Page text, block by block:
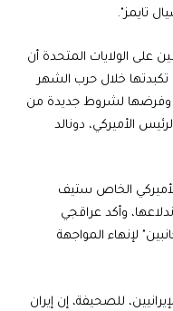
تايمز".
على الولايات المتحدة أن
خلال حرب الشهر
وفرضها لشروط جديدة من
الأميركي، دونالد
الخاص ستيف
وأكد عراقجي
لإنهاء المواجهة
للصحيفة، إن إيران